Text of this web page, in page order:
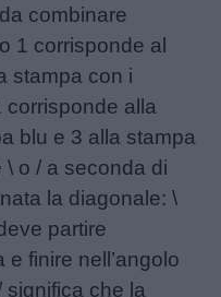
combinare
1 corrisponde al
stampa con i
corrisponde alla
blu e 3 alla stampa
o / a seconda di
la diagonale: \
partire
e finire nell’angolo
significa che la